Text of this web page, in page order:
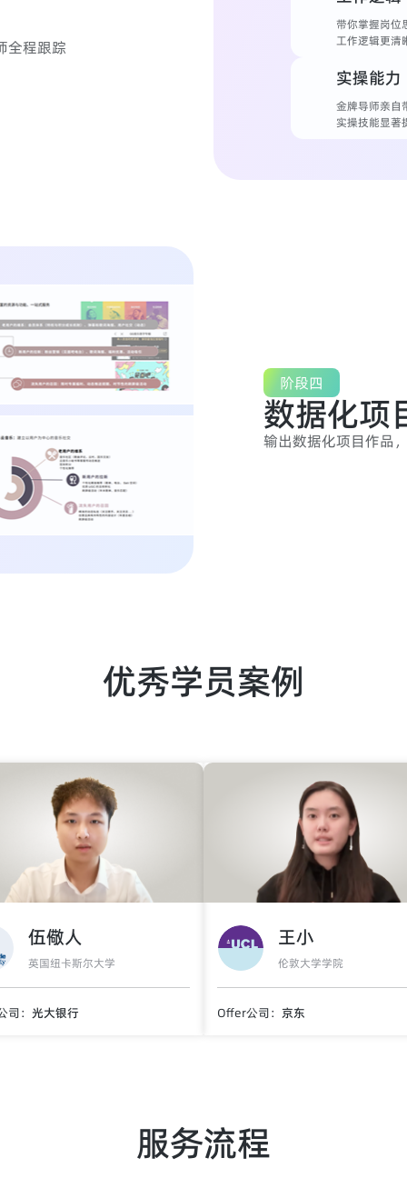
全程跟踪
带你掌握岗位
工作逻辑更清
实操能力
金牌导师亲自
实操技能显著
阶段四
数据化项
输出数据化项目作品
优秀学员案例
伍儆人
英国纽卡斯尔大学
： 光大银行
王小
伦敦大学学院
Offer公司： 京东
服务流程